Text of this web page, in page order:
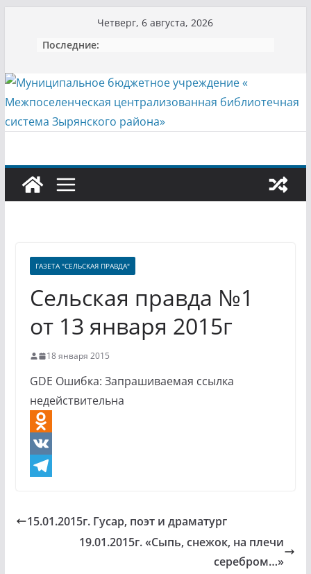
содержимому
Четверг, 6 августа, 2026
Последние:
ГАЗЕТА "СЕЛЬСКАЯ ПРАВДА"
Сельская правда №1
от 13 января 2015г
18 января 2015
GDE Ошибка: Запрашиваемая ссылка
недействительна
O
d
V
15.01.2015г. Гусар, поэт и драматург
19.01.2015г. «Сыпь, снежок, на плечи
серебром…»